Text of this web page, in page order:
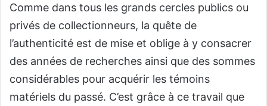
Comme dans tous les grands cercles publics ou
privés de collectionneurs, la quête de
l’authenticité est de mise et oblige à y consacrer
des années de recherches ainsi que des sommes
considérables pour acquérir les témoins
matériels du passé. C’est grâce à ce travail que